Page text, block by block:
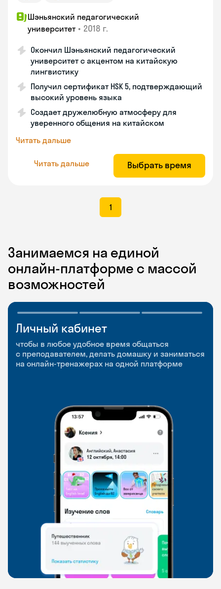
Шэньянский педагогический
университет • 2018 г.
Окончил Шэньянский педагогический
университет с акцентом на китайскую
лингвистику
Получил сертификат HSK 5, подтверждающий
высокий уровень языка
Создает дружелюбную атмосферу для
уверенного общения на китайском
Читать дальше
Читать дальше Выбрать время
1
Занимаемся на единой
онлайн-платформе с массой
возможностей
Личный кабинет
чтобы в любое удобное время общаться
с преподавателем, делать домашку и заниматься
на онлайн-тренажерах на одной платформе
Мобильное
приложение
чтобы заниматься и изучать новые слова где
и когда удобно
Разговорные клубы
и Talks
Групповые занятия для разговорной практики
и индивидуальные встречи с преподавателями